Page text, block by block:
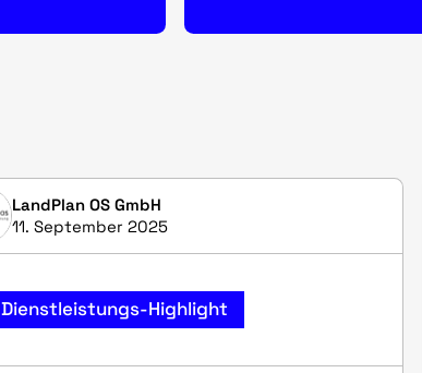
LandPlan OS GmbH
11. September 2025
Dienstleistungs-Highlight